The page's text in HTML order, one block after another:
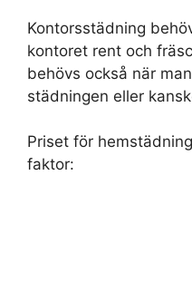
Kontorsstädning
kontoret rent och
behövs också när
städningen eller
Priset för
faktor: